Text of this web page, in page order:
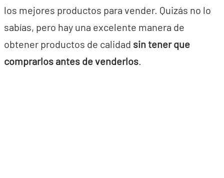
los mejores productos para vender. Quizás no lo
sabías, pero hay una excelente manera de
obtener productos de calidad sin tener que
comprarlos antes de venderlos.